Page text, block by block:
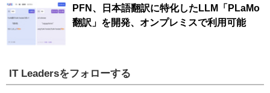
PFN、日本語翻訳に特化したLLM「PLaMo
翻訳」を開発、オンプレミスで利用可能
IT Leadersをフォローする